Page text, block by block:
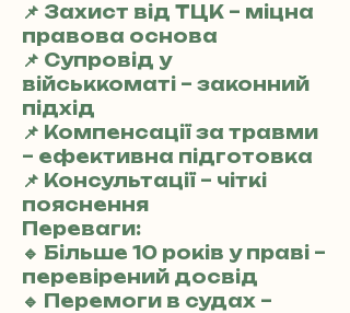
📌 Захист від ТЦК – міцна
правова основа
📌 Супровід у
військкоматі – законний
підхід
📌 Компенсації за травми
– ефективна підготовка
📌 Консультації – чіткі
пояснення
Переваги:
🔹 Більше 10 років у праві –
перевірений досвід
🔹 Перемоги в судах –